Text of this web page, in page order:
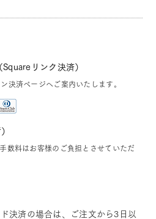
リンク決済）
決済ページへご案内いたします。
数料はお客様のご負担とさせていただ
決済の場合は、ご注文から3日以